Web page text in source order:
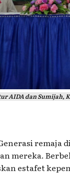
AIDA dan Sumijah,
remaja
mereka.
estafet